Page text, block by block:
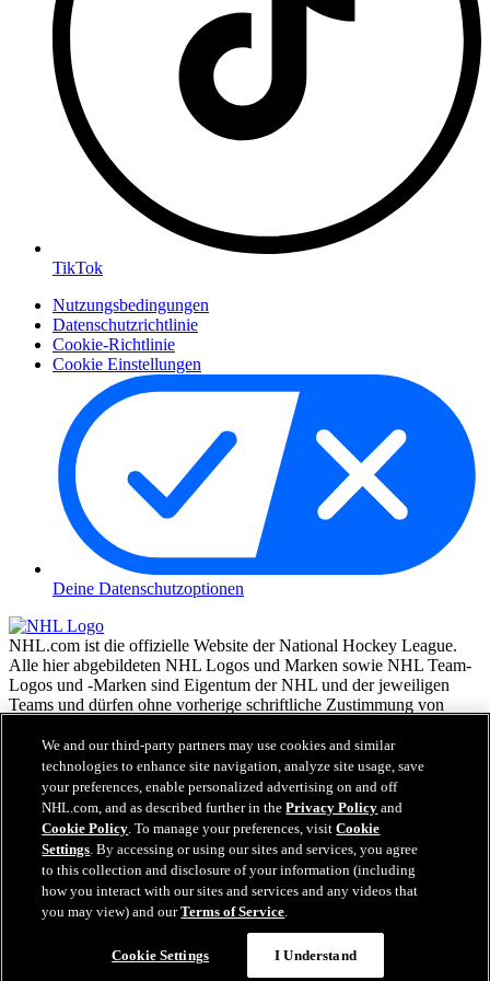
TikTok
Nutzungsbedingungen
Datenschutzrichtlinie
Cookie-Richtlinie
Cookie Einstellungen
Deine Datenschutzoptionen
NHL.com ist die offizielle Website der National Hockey League.
Alle hier abgebildeten NHL Logos und Marken sowie NHL Team-
Logos und -Marken sind Eigentum der NHL und der jeweiligen
Teams und dürfen ohne vorherige schriftliche Zustimmung von
Alle Rechte vorbehalten. Alle NHL Team-Trikots, die mit den
Namen und Nummern der NHL Spieler versehen sind, sind offiziell
von der NHL und der NHLPA lizenziert. Die Wortmarke Zamboni
und die Konfiguration der Zamboni Eismaschine sind eingetragene
Warenzeichen von Frank J. Zamboni & Co., Inc.© Frank J.
Zamboni & Co., Inc. 2026. Alle Rechte vorbehalten. Alle andere
Warenzeichen oder Copyrights Dritter sind Eigentum der jeweiligen
Inhaber. Alle Rechte vorbehalten.
We and our third-party partners may use cookies and similar
technologies to enhance site navigation, analyze site usage, save
your preferences, enable personalized advertising on and off
NHL.com, and as described further in thePrivacy Policy and
Cookie Policy. To manage your preferences, visitCookie
Settings. By accessing or using our sites and services, you agree
to this collection and disclosure of your information (including
how you interact with our sites and services and any videos that
you may view) and ourTerms of Service.
Cookie Settings I Understand